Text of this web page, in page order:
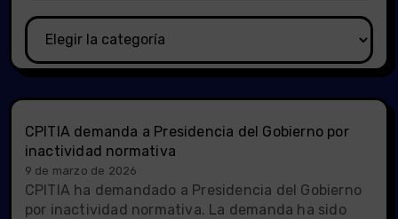
Categorías
CPITIA demanda a Presidencia del Gobierno por
inactividad normativa
9 de marzo de 2026
CPITIA ha demandado a Presidencia del Gobierno
por inactividad normativa. La demanda ha sido